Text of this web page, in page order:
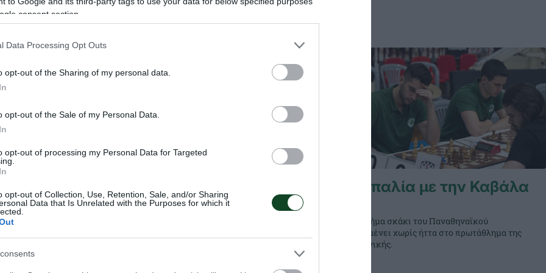
consent section.
Data Processing Opt Outs
opt-out of the Sharing of my personal data.
opt-out of the Sale of my Personal Data.
opt-out of processing my Personal Data for Targeted
opt-out of Collection, Use, Retention, Sale, and/or Sharing
Data that Is Unrelated with the Purposes for which it
στο σκάκι!
το πανελλήνιο
στο σκάκι δίνοντας
1865ο τίτλο στην ιστορία
Νίκη κόντρα στον ΟΦΗ
μία αγωνιστική πριν το
Ισοπαλία με την Καβάλα
Το τμήμα σκάκι του Παναθηναϊκού
παραμένει χωρίς ήττα στο πρωτάθλημα της
Α' Εθνικής.